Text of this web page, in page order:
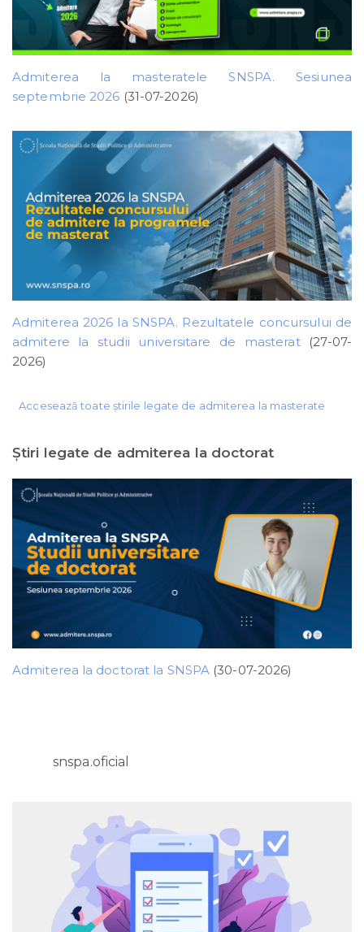
Admiterea la masteratele SNSPA. Sesiunea
septembrie 2026 (31-07-2026)
Admiterea 2026 la SNSPA. Rezultatele concursului de
admitere la studii universitare de masterat
(27-07-
2026)
Accesează toate știrile legate de admiterea la masterate
Ştiri legate de admiterea la doctorat
Admiterea la doctorat la SNSPA (30-07-2026)
snspa.oficial